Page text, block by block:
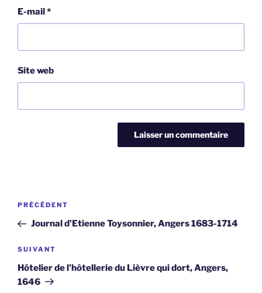
E-mail*
Site web
Navigation
l’article
Article
précédent
PRÉCÉDENT
Journal d’Etienne Toysonnier, Angers 1683-1714
Article
suivant
SUIVANT
Hôtelier de l’hôtellerie du Lièvre qui dort, Angers,
1646